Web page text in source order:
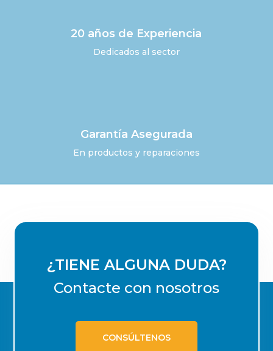
20 años de Experiencia
Dedicados al sector
Garantía Asegurada
En productos y reparaciones
¿TIENE ALGUNA DUDA?
Contacte con nosotros
CONSÚLTENOS